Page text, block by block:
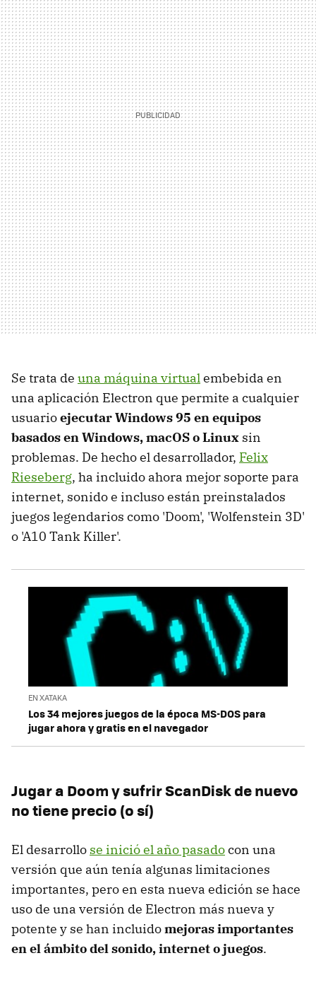
Se trata de una máquina virtualembebida en
una aplicación Electron que permite a cualquier
usuarioejecutar Windows 95 en equipos
basados en Windows, macOS o Linux sin
problemas. De hecho el desarrollador, Felix
Rieseberg, ha incluido ahora mejor soporte para
internet, sonido e incluso están preinstalados
juegos legendarios como 'Doom', 'Wolfenstein 3D'
o 'A10 Tank Killer'.
EN XATAKA
Los 34 mejores juegos de la época MS-DOS para
jugar ahora y gratis en el navegador
Jugar a Doom y sufrir ScanDisk de nuevo
no tiene precio (o sí)
El desarrollo se inició el año pasadocon una
versión que aún tenía algunas limitaciones
importantes, pero en esta nueva edición se hace
uso de una versión de Electron más nueva y
potente y se han incluidomejoras importantes
en el ámbito del sonido, internet o juegos.